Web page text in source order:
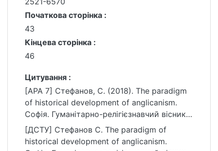
Початкова сторінка :
43
Кінцева сторінка :
46
Цитування :
[APA 7] Стефанов, С. (2018). The paradigm
of historical development of anglicanism.
Софія. Гуманітарно-релігієзнавчий вісник,
(1(10)), 43–46.
https://ir.library.knu.ua/handle/15071834/1675
2
[ДСТУ] Стефанов С. The paradigm of
historical development of anglicanism.